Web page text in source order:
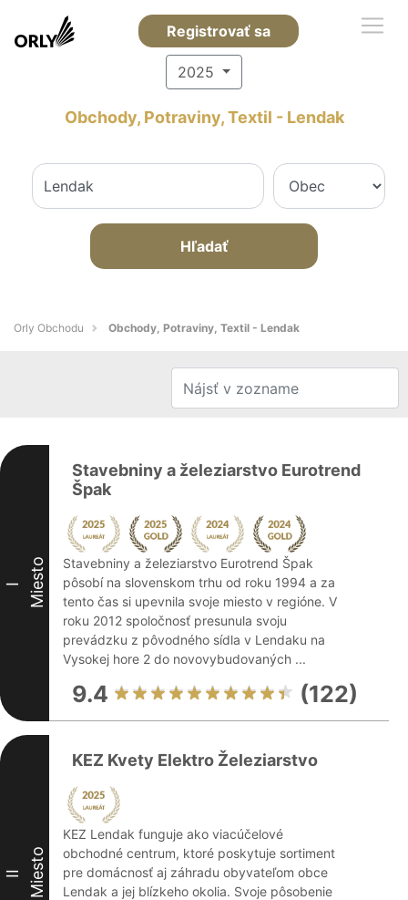
Registrovať sa
2025
Obchody, Potraviny, Textil - Lendak
Hľadať
Orly Obchodu Obchody, Potraviny, Textil - Lendak
I Miesto
Stavebniny a železiarstvo Eurotrend
Špak
Stavebniny a železiarstvo Eurotrend Špak
pôsobí na slovenskom trhu od roku 1994 a za
tento čas si upevnila svoje miesto v regióne. V
roku 2012 spoločnosť presunula svoju
prevádzku z pôvodného sídla v Lendaku na
Vysokej hore 2 do novovybudovaných ...
9.4 (122)
II Miesto
KEZ Kvety Elektro Železiarstvo
KEZ Lendak funguje ako viacúčelové
obchodné centrum, ktoré poskytuje sortiment
pre domácnosť aj záhradu obyvateľom obce
Lendak a jej blízkeho okolia. Svoje pôsobenie